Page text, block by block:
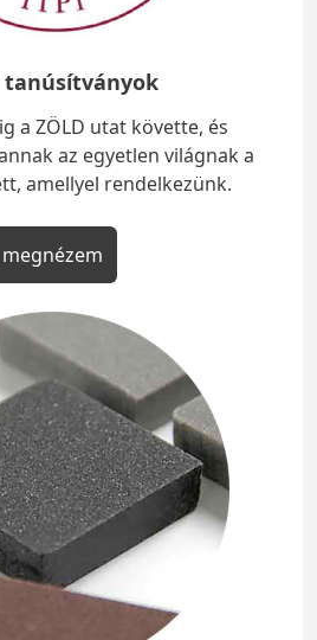
tanúsítványok
a ZÖLD utat követte, és
az egyetlen világnak a
amellyel rendelkezünk.
megnézem